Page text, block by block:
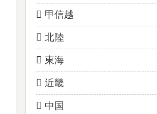
甲信越
北陸
東海
近畿
中国